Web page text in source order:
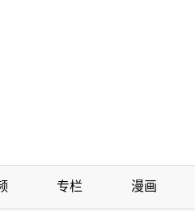
专栏 漫画